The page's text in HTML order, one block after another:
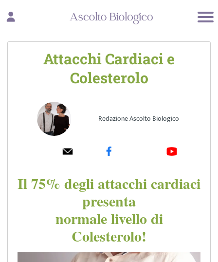
Attacchi Cardiaci e
Colesterolo
Redazione Ascolto Biologico
Il 75% degli attacchi cardiaci
presenta
normale livello di
Colesterolo!